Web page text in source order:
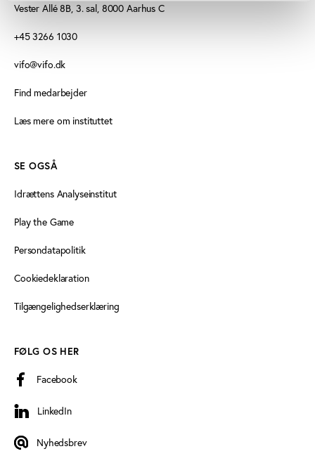
Vester Allé 8B, 3. sal, 8000 Aarhus C
+45 3266 1030
vifo@vifo.dk
Find medarbejder
Læs mere om instituttet
SE OGSÅ
Idrættens Analyseinstitut
Play the Game
Persondatapolitik
Cookiedeklaration
Tilgængelighedserklæring
FØLG OS HER
Facebook
LinkedIn
LinkedIn
Nyhedsbrev
Nyhedsbrev